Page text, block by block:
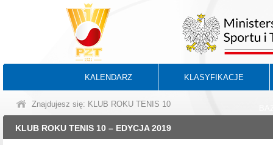
KALENDARZ KLASYFIKACJE
Znajdujesz się: KLUB ROKU TENIS 10
KLUB ROKU TENIS 10 – EDYCJA 2019